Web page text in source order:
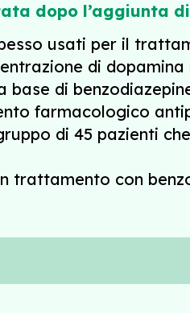
dopo l’aggiunta
usati per il
di
di
farmacologico
di 45 pazienti
trattamento con